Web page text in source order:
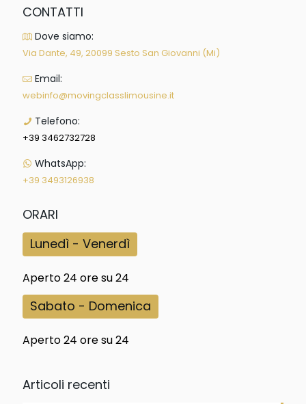
CONTATTI
Dove siamo:
Via Dante, 49, 20099 Sesto San Giovanni (Mi)
Email:
webinfo@movingclasslimousine.it
Telefono:
+39 3462732728
WhatsApp:
+39 3493126938
ORARI
Lunedì - Venerdì
Aperto 24 ore su 24
Sabato - Domenica
Aperto 24 ore su 24
Articoli recenti